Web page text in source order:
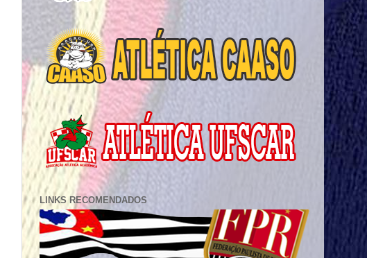
LINKS RECOMENDADOS